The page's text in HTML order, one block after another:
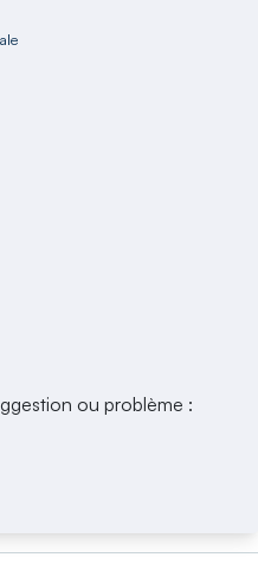
ou problème :